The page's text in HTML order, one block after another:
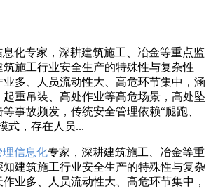
化专家，深耕建筑施工、冶金等重点监
施工行业安全生产的特殊性与复杂性
多、人员流动性大、高危环节集中，涵
重吊装、高处作业等高危场景，高处坠
事故频发，传统安全管理依赖“腿跑、
式，存在人员...
理信息化专家，深耕建筑施工、冶金等重
知建筑施工行业安全生产的特殊性与复杂
业多、人员流动性大、高危环节集中，